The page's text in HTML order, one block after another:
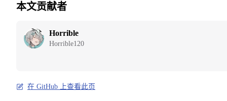
本文贡献者
Horrible
Horrible120
在 GitHub 上查看此页